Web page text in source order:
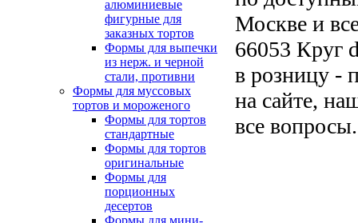
алюминиевые
фигурные для
заказных тортов
Формы для выпечки
из нерж. и черной
стали, противни
Формы для муссовых
тортов и мороженого
Формы для тортов
стандартные
Формы для тортов
оригинальные
Формы для
порционных
десертов
Формы для мини-
Москве и
66053 Круг
в розницу -
на сайте,
все вопросы.